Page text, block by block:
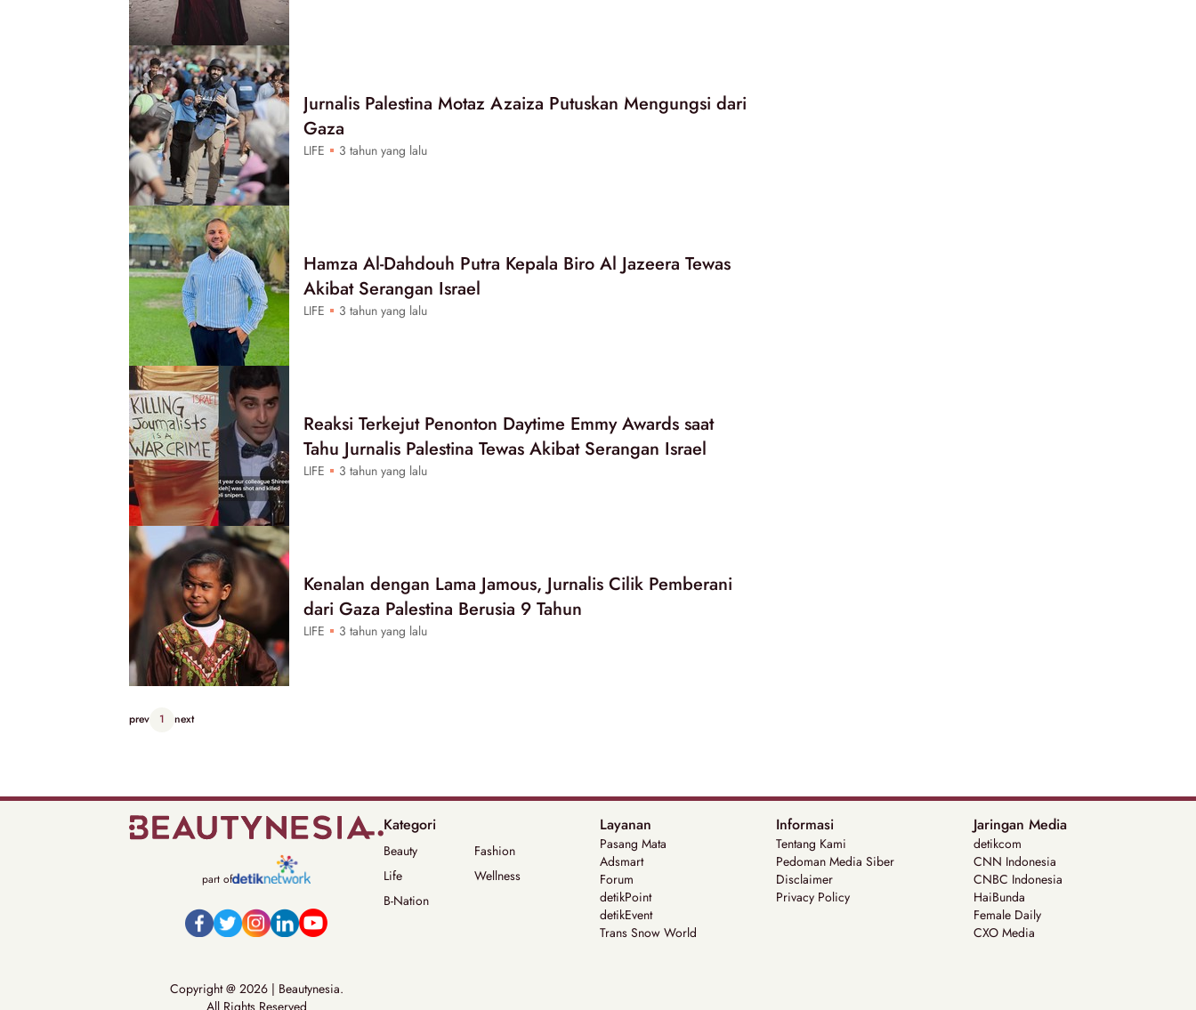
Jurnalis Palestina Motaz Azaiza Putuskan Mengungsi dari
Gaza
LIFE 3 tahun yang lalu
Hamza Al-Dahdouh Putra Kepala Biro Al Jazeera Tewas
Akibat Serangan Israel
LIFE 3 tahun yang lalu
Reaksi Terkejut Penonton Daytime Emmy Awards saat
Tahu Jurnalis Palestina Tewas Akibat Serangan Israel
LIFE 3 tahun yang lalu
Kenalan dengan Lama Jamous, Jurnalis Cilik Pemberani
dari Gaza Palestina Berusia 9 Tahun
LIFE 3 tahun yang lalu
prev 1 next
part of
Copyright @ 2026 | Beautynesia.
All Rights Reserved
Kategori
Beauty
Fashion
Life
Wellness
B-Nation
Layanan
Pasang Mata
Adsmart
Forum
detikPoint
detikEvent
Trans Snow World
Informasi
Tentang Kami
Pedoman Media Siber
Disclaimer
Privacy Policy
Jaringan Media
detikcom
CNN Indonesia
CNBC Indonesia
HaiBunda
Female Daily
CXO Media